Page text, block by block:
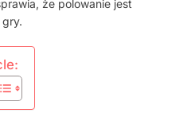
że polowanie jest